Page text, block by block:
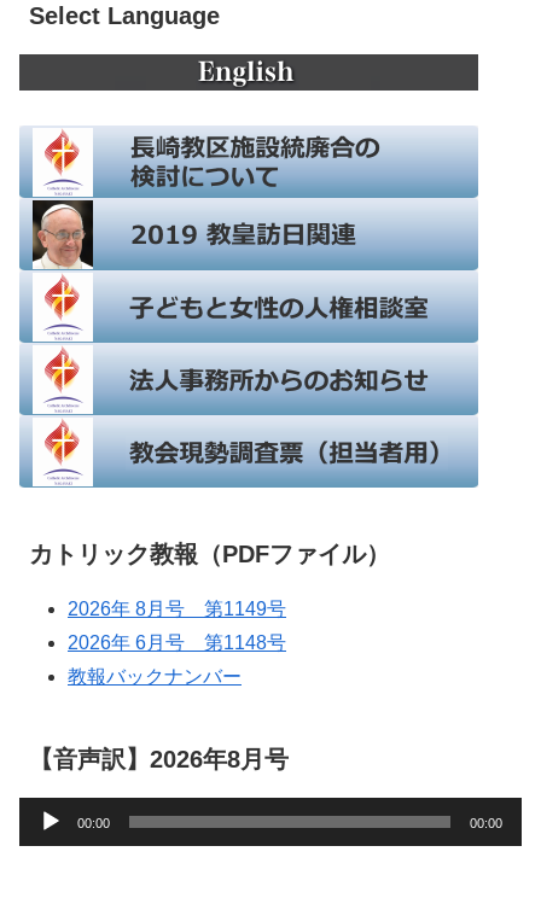
Select Language
カトリック教報（PDFファイル）
2026年 8月号 第1149号
2026年 6月号 第1148号
教報バックナンバー
【音声訳】2026年8月号
声
00:00 00:00